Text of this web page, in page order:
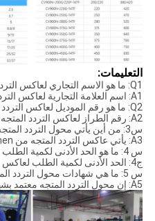
التعليمات:
Q1: ما هو الاسم التجاري لعاكس التردد المتجه؟
A1: اسم العلامة التجارية لعاكس التردد المتجه هو Canroon.
Q2: ما هو رقم الموديل لعاكس التردد المتجه؟
A2: رقم الطراز لعاكس التردد المتجه هو CV900N.
س3: من أين يأتي محول التردد المتجه؟
A3: يأتي عاكس التردد المتجه من Shenzhen، الصين.
س 4: ما هو الحد الأدنى لكمية الطلب لعاكس التردد المتجه؟
ج4: الحد الأدنى لكمية الطلب لعاكس التردد المتجه هو 1.
س 5: ما هي شهادات محول التردد المتجه؟
A5: إن محول التردد المتجه معتمد بشهادة CE وISO9001.